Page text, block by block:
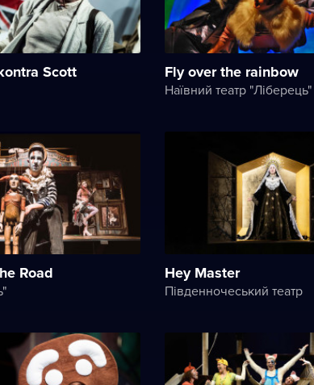
Scott Fly over the rainbow
Наївний театр "Ліберець"
Road Hey Master
Південночеський театр